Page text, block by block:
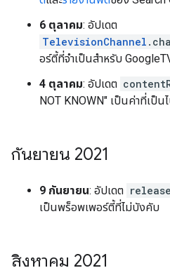
6 ตุลาคม: อัปเดต
TelevisionChannel
อร์ตี้ที่จำเป็นสำหรับ
4 ตุลาคม: อัปเดต
NOT KNOWN" เป็นค่าที่เป็น
กันยายน 2021
9 กันยายน: อัปเดต
เป็นพร็อพเพอร์ตี้ที่ไม่บังคับ
สิงหาคม 2021